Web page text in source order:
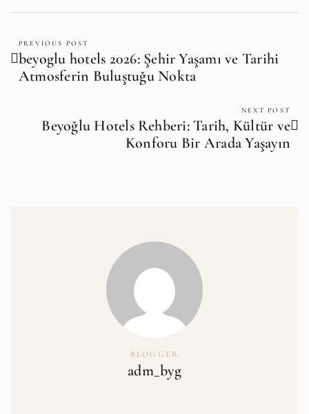
PREVIOUS POST
beyoglu hotels 2026: Şehir Yaşamı ve Tarihi
Atmosferin Buluştuğu Nokta
NEXT POST
Beyoğlu Hotels Rehberi: Tarih, Kültür ve
Konforu Bir Arada Yaşayın
BLOGGER
adm_byg